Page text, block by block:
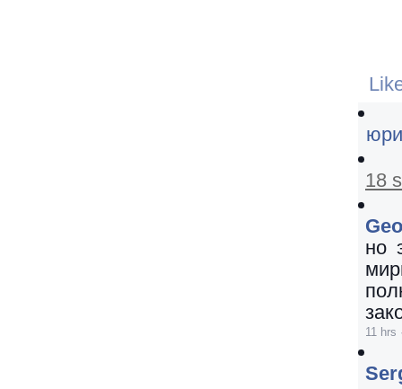
18
но
11 hrs